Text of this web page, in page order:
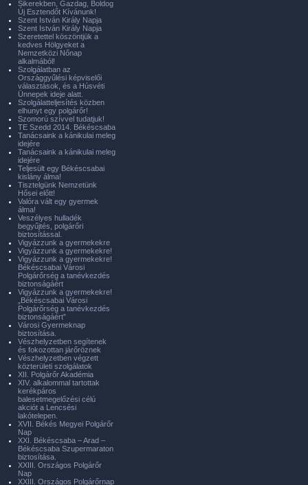
Sikerekben, Gazdag, Boldog
Új Esztendőt Kívánunk!
Szent István Király Napja
Szent István Király Napja
Szeretettel köszöntjük a
kedves Hölgyeket a
Nemzetközi Nőnap
alkalmából!
Szolgálatban az
Országgyűlési képviselői
választások, és a Húsvéti
Ünnepek ideje alatt.
Szolgálatteljesítés közben
elhunyt egy polgárőr!
Szomorú szívvel tudatjuk!
TE Szedd 2014. Békéscsaba
Tanácsaink a kánikulai meleg
idejére
Tanácsaink a kánikulai meleg
idejére
Teljesült egy Békéscsabai
kislány álma!
Tisztelgünk Nemzetünk
Hősei előtt!
Valóra vált egy gyermek
álma!
Veszélyes hulladék
begyűjtés, polgárőri
biztosítással.
Vigyázzunk a gyermekekre
Vigyázzunk a gyermekekre!
Vigyázzunk a gyermekekre!
Békéscsabai Városi
Polgárőrség a tanévkezdés
biztonságáért
Vigyázzunk a gyermekekre!
„Békéscsabai Városi
Polgárőrség a tanévkezdés
biztonságáért”
Városi Gyermeknap
biztosítása.
Vészhelyzetben segítenek
és fokozottan járőröznek
Vészhelyzetben végzett
közterületi szolgálatok
XII. Polgárőr Akadémia
XIV. alkalommal tartottak
kerékpáros
balesetmegelőzési célú
akciót a Lencsési
lakótelepen.
XVII. Békés Megyei Polgárőr
Nap
XXI. Békéscsaba – Arad –
Békéscsaba Szupermaraton
biztosítása.
XXIII. Országos Polgárőr
Nap
XXIII. Országos Polgárőrnap